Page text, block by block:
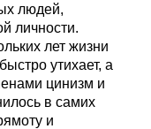
людей,
личности.
лет жизни
утихает, а
цинизм и
в самих
и